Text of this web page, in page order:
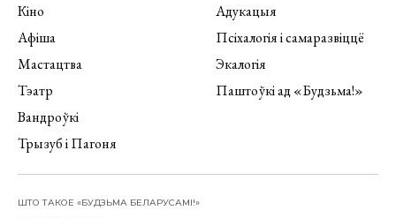
Кіно
Афіша
Мастацтва
Тэатр
Вандроўкі
Трызуб і Пагоня
Адукацыя
Псіхалогія і самаразвіццё
Экалогія
Паштоўкі ад «Будзьма!»
ШТО ТАКОЕ «БУДЗЬМА БЕЛАРУСАМІ!»